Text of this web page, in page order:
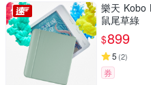
樂天 Kobo
鼠尾草綠
$899
5 (2)
券